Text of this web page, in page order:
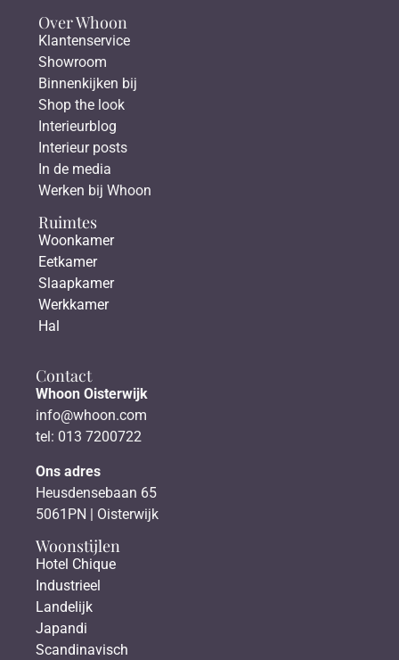
Over Whoon
Klantenservice
Showroom
Binnenkijken bij
Shop the look
Interieurblog
Interieur posts
In de media
Werken bij Whoon
Ruimtes
Woonkamer
Eetkamer
Slaapkamer
Werkkamer
Hal
Contact
Whoon Oisterwijk
info@whoon.com
tel: 013 7200722
Ons adres
Heusdensebaan 65
5061PN | Oisterwijk
Woonstijlen
Hotel Chique
Industrieel
Landelijk
Japandi
Scandinavisch